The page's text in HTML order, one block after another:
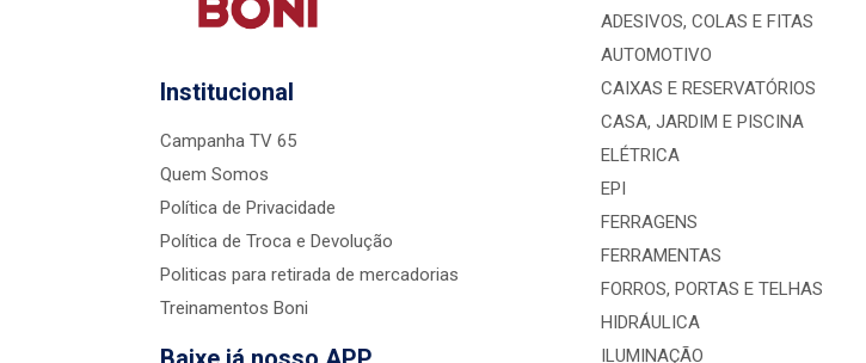
Institucional
Campanha TV 65
Quem Somos
Política de Privacidade
Política de Troca e Devolução
Politicas para retirada de mercadorias
Treinamentos Boni
ADESIVOS, COLAS E FITAS
AUTOMOTIVO
CAIXAS E RESERVATÓRIOS
CASA, JARDIM E PISCINA
ELÉTRICA
EPI
FERRAGENS
FERRAMENTAS
FORROS, PORTAS E TELHAS
HIDRÁULICA
ILUMINAÇÃO